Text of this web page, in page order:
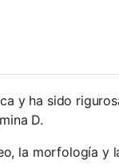
y ha sido
D.
la morfología y